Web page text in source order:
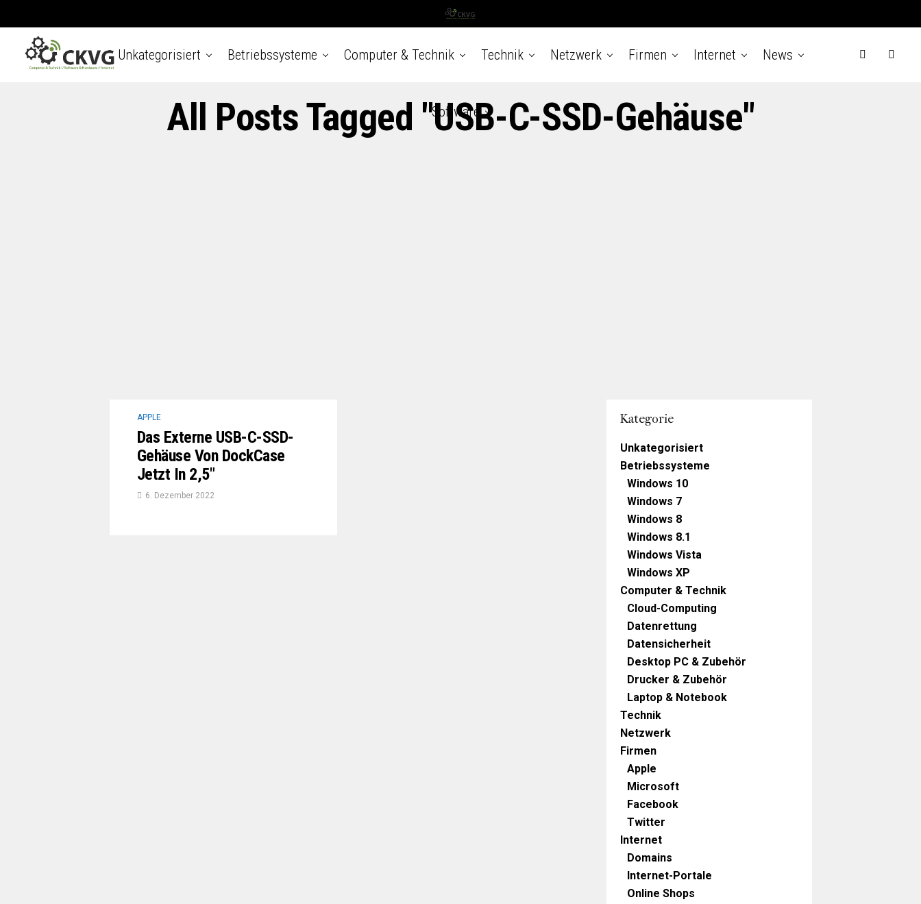
Unkategorisiert Betriebssysteme Computer & Technik Technik Netzwerk Firmen Internet News
Software
All Posts Tagged "USB-C-SSD-Gehäuse"
APPLE
Das Externe USB-C-SSD-
Gehäuse Von DockCase
Jetzt In 2,5″
6. Dezember 2022
Kategorie
Unkategorisiert
Betriebssysteme
Windows 10
Windows 7
Windows 8
Windows 8.1
Windows Vista
Windows XP
Computer & Technik
Cloud-Computing
Datenrettung
Datensicherheit
Desktop PC & Zubehör
Drucker & Zubehör
Laptop & Notebook
Technik
Netzwerk
Firmen
Apple
Microsoft
Facebook
Twitter
Internet
Domains
Internet-Portale
Online Shops